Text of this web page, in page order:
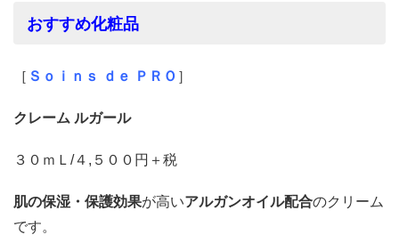
おすすめ化粧品
［ Ｓｏｉｎｓ ｄｅ ＰＲＯ ］
クレーム ルガール
３０ｍＬ/４,５００円＋税
肌の保湿・保護効果が高いアルガンオイル配合のクリーム
です。